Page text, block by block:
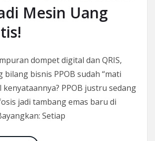
Mesin Uang
dompet digital dan QRIS,
bilang bisnis PPOB sudah “mati
kenyataannya? PPOB justru sedang
jadi tambang emas baru di
Setiap